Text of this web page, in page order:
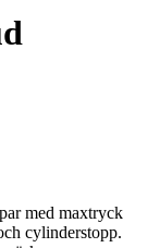
med maxtryck
cylinderstopp.